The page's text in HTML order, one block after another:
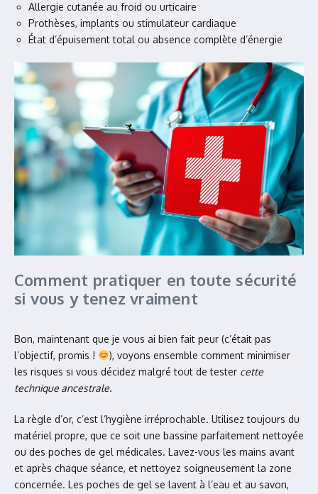
Allergie cutanée au froid ou urticaire
Prothèses, implants ou stimulateur cardiaque
État d’épuisement total ou absence complète d’énergie
Comment pratiquer en toute sécurité
si vous y tenez vraiment
Bon, maintenant que je vous ai bien fait peur (c’était pas
l’objectif, promis !
), voyons ensemble comment minimiser
les risques si vous décidez malgré tout de tester cette
technique ancestrale.
La règle d’or, c’est l’hygiène irréprochable. Utilisez toujours du
matériel propre, que ce soit une bassine parfaitement nettoyée
ou des poches de gel médicales. Lavez-vous les mains avant
et après chaque séance, et nettoyez soigneusement la zone
concernée. Les poches de gel se lavent à l’eau et au savon,